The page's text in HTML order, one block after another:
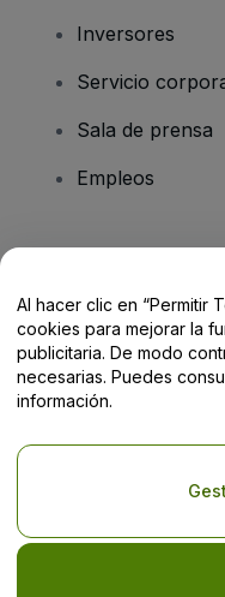
Inversores
Servicio
Sala de prensa
Empleos
Centro de
El uso de este sitio web
No compartir mi
Al hacer clic en “Permitir
cookies para mejorar la
publicitaria. De modo
necesarias. Puedes
información.